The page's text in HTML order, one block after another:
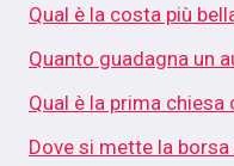
Qual è la costa più
Quanto guadagna un
Qual è la prima
Dove si mette la